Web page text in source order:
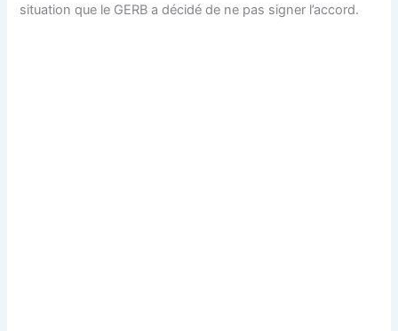
situation que le GERB a décidé de ne pas signer l’accord.